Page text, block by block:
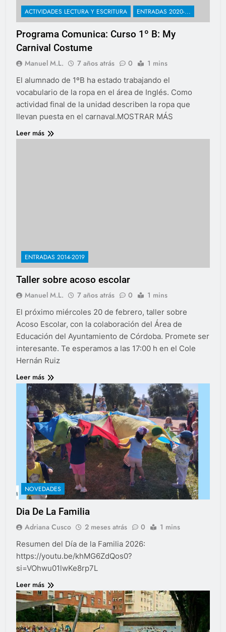
ACTIVIDADES LECTURA Y ESCRITURA ENTRADAS 2020-...
Programa Comunica: Curso 1º B: My
Carnival Costume
Manuel M.L. 7 años atrás 0 1 mins
El alumnado de 1ºB ha estado trabajando el
vocabulario de la ropa en el área de Inglés. Como
actividad final de la unidad describen la ropa que
llevan puesta en el carnaval.MOSTRAR MÁS
Leer más
ENTRADAS 2014-2019
Taller sobre acoso escolar
Manuel M.L. 7 años atrás 0 1 mins
El próximo miércoles 20 de febrero, taller sobre
Acoso Escolar, con la colaboración del Área de
Educación del Ayuntamiento de Córdoba. Promete ser
interesante. Te esperamos a las 17:00 h en el Cole
Hernán Ruiz
Leer más
NOVEDADES
Dia De La Familia
Adriana Cusco 2 meses atrás 0 1 mins
Resumen del Día de la Familia 2026:
https://youtu.be/khMG6ZdQos0?
si=VOhwu01lwKe8rp7L
Leer más